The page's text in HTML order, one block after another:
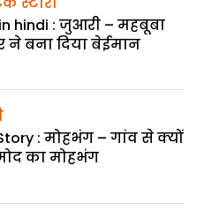
hindi : जुआरी – महबूबा
ने बना दिया बेईमान
: मोहभंग – गांव से क्यों
का मोहभंग